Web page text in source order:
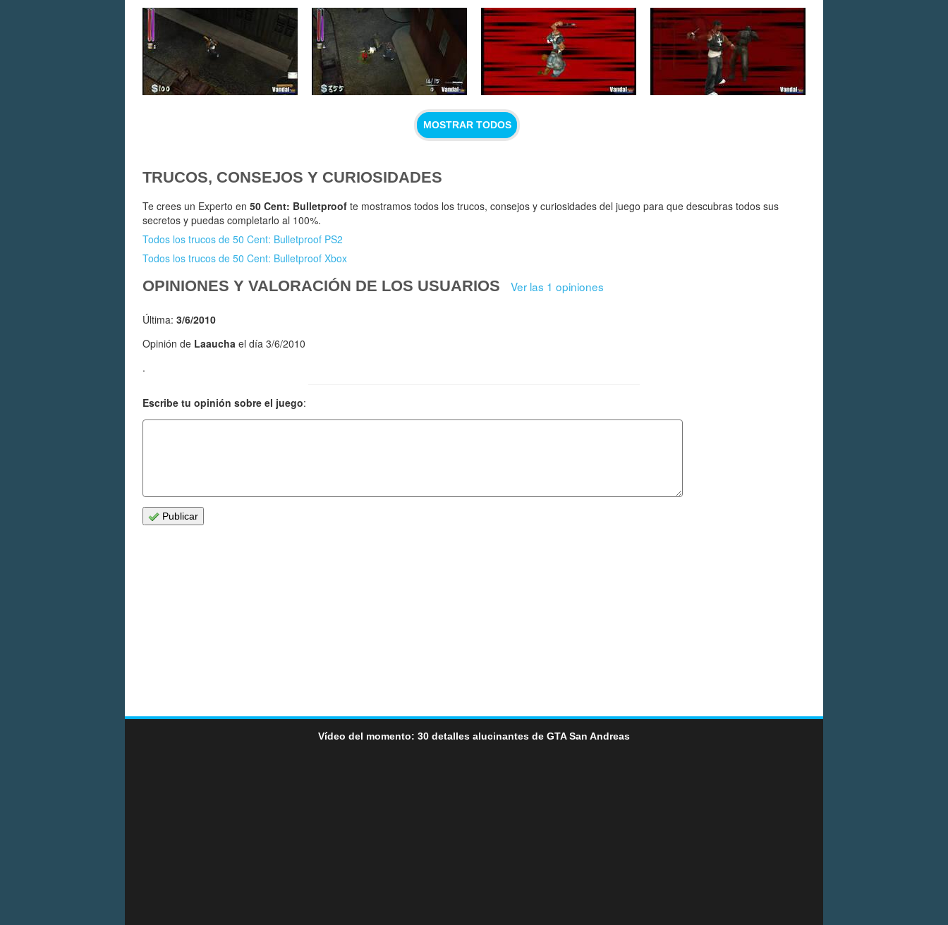
MOSTRAR TODOS
TRUCOS, CONSEJOS Y CURIOSIDADES
Te crees un Experto en 50 Cent: Bulletproof te mostramos todos los trucos, consejos y curiosidades del juego para que descubras todos sus
secretos y puedas completarlo al 100%.
Todos los trucos de 50 Cent: Bulletproof PS2
Todos los trucos de 50 Cent: Bulletproof Xbox
OPINIONES Y VALORACIÓN DE LOS USUARIOS Ver las 1 opiniones
Última: 3/6/2010
Opinión de Laaucha el día 3/6/2010
.
Escribe tu opinión sobre el juego:
Publicar
Vídeo del momento: 30 detalles alucinantes de GTA San Andreas